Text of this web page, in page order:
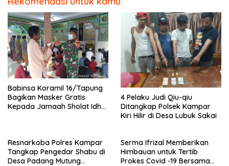
Babinsa Koramil 16/Tapung
Bagikan Masker Gratis
Kepada Jamaah Sholat Idhul
4 Pelaku Judi Qiu-qiu
Ditangkap Polsek Kampar
Kiri Hilir di Desa Lubuk Sakai
Resnarkoba Polres Kampar
Tangkap Pengedar Shabu di
Desa Padang Mutung
Serma Ifrizal Memberikan
Himbauan untuk Tertib
Prokes Covid -19 Bersama